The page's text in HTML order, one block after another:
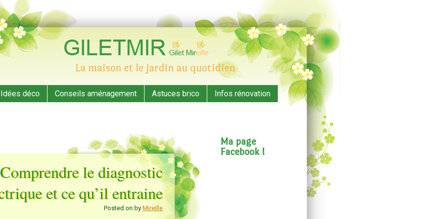
La maison et le jardin au quotidien
Idées déco Conseils aménagement Astuces brico
Infos rénovation
Comprendre le diagnostic
et ce qu’il entraine
Posted on byMireille
Ma page
Facebook !